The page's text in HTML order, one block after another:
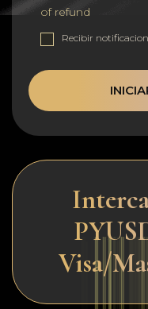
of refund
Recibir
Visa/